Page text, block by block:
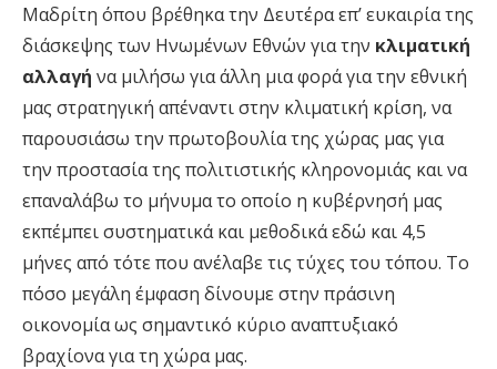
Μαδρίτη όπου βρέθηκα την Δευτέρα επ’ ευκαιρία της
διάσκεψης των Ηνωμένων Εθνών για την κλιματική
αλλαγή να μιλήσω για άλλη μια φορά για την εθνική
μας στρατηγική απέναντι στην κλιματική κρίση, να
παρουσιάσω την πρωτοβουλία της χώρας μας για
την προστασία της πολιτιστικής κληρονομιάς και να
επαναλάβω το μήνυμα το οποίο η κυβέρνησή μας
εκπέμπει συστηματικά και μεθοδικά εδώ και 4,5
μήνες από τότε που ανέλαβε τις τύχες του τόπου. Το
πόσο μεγάλη έμφαση δίνουμε στην πράσινη
οικονομία ως σημαντικό κύριο αναπτυξιακό
βραχίονα για τη χώρα μας.